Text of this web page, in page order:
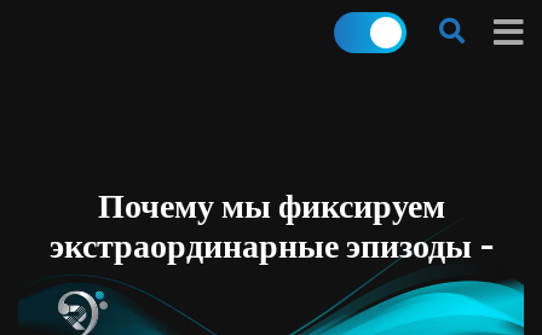
Почему мы фиксируем
экстраординарные эпизоды -